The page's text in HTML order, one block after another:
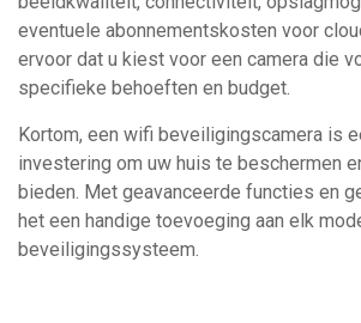
eventuele abonnementskosten voor
ervoor dat u kiest voor een camera die
specifieke behoeften en budget.
Kortom, een wifi beveiligingscamera is
investering om uw huis te beschermen
bieden. Met geavanceerde functies en
het een handige toevoeging aan elk
beveiligingssysteem.